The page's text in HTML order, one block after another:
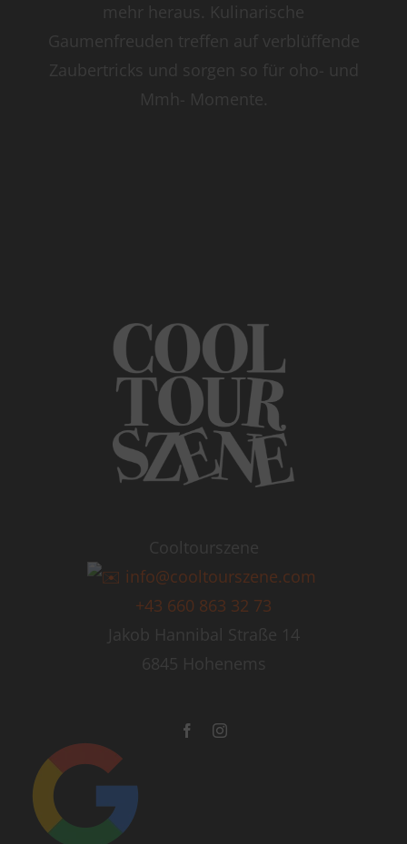
mehr heraus. Kulinarische
Gaumenfreuden treffen auf verblüffende
Zaubertricks und sorgen so für oho- und
Mmh- Momente.
Cooltourszene
info@cooltourszene.com
+43 660 863 32 73
Jakob Hannibal Straße 14
6845 Hohenems